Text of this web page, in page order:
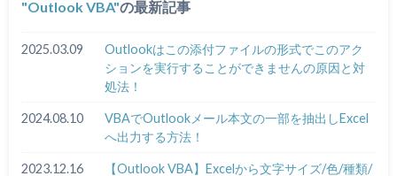
Outlook VBA の最新記事
2025.03.09
Outlookはこの添付ファイルの形式でこのアク
ションを実行することができませんの原因と対
処法！
2024.08.10
VBAでOutlookメール本文の一部を抽出しExcel
へ出力する方法！
2023.12.16
【Outlook VBA】Excelから文字サイズ/色/種類/